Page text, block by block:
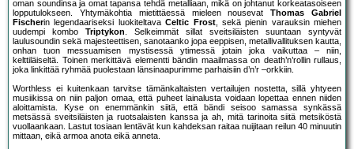
oman soundinsa ja omat tapansa tehdä metalliaan, mikä on johtanut korkeatasoiseen
lopputulokseen. Yhtymäkohtia mietittäessä mieleen nousevatThomas Gabriel
Fischerin legendaariseksi luokiteltavaCeltic Frost, sekä pienin varauksin miehen
uudempi kombo Triptykon. Selkeimmät sillat sveitsiläisten suuntaan syntyvät
laulusoundin sekä majesteettisen, sanotaanko jopa eeppisen, metallivallituksen kautta,
onhan tuon messuamisen mystisessä ytimessä jotain joka vaikuttaa – niin,
kelttiläiseltä. Toinen merkittävä elementti bändin maailmassa on death’n’rollin rullaus,
joka linkittää ryhmää puolestaan länsinaapurimme parhaisiin d’n’r –orkkiin.
Worthless ei kuitenkaan tarvitse tämänkaltaisten vertailujen nostetta, sillä yhtyeen
musiikissa on niin paljon omaa, että puheet lainalusta voidaan lopettaa ennen niiden
aloittamista. Kyse on enemmänkin siitä, että bändi seisoo samassa synkässä
metsässä sveitsiläisten ja ruotsalaisten kanssa ja ah, mitä tarinoita siitä metsiköstä
vuollaankaan. Lastut tosiaan lentävät kun kahdeksan raitaa nuijitaan reilun 40 minuutin
mittaan, eikä armoa anota eikä anneta.